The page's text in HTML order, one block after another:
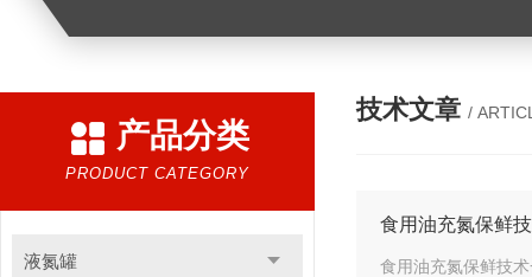
产品分类
PRODUCT CATEGORY
液氮罐
技术文章 /
食用油充氮保鲜
食用油充氮保鲜技